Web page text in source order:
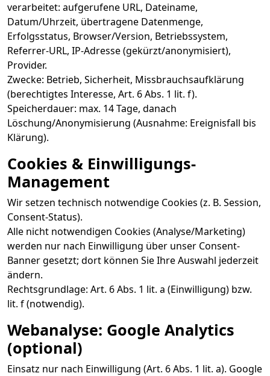
verarbeitet: aufgerufene URL, Dateiname,
Datum/Uhrzeit, übertragene Datenmenge,
Erfolgsstatus, Browser/Version, Betriebssystem,
Referrer-URL, IP-Adresse (gekürzt/anonymisiert),
Provider.
Zwecke: Betrieb, Sicherheit, Missbrauchsaufklärung
(berechtigtes Interesse, Art. 6 Abs. 1 lit. f).
Speicherdauer: max. 14 Tage, danach
Löschung/Anonymisierung (Ausnahme: Ereignisfall bis
Klärung).
Cookies & Einwilligungs-
Management
Wir setzen technisch notwendige Cookies (z. B. Session,
Consent-Status).
Alle nicht notwendigen Cookies (Analyse/Marketing)
werden nur nach Einwilligung über unser Consent-
Banner gesetzt; dort können Sie Ihre Auswahl jederzeit
ändern.
Rechtsgrundlage: Art. 6 Abs. 1 lit. a (Einwilligung) bzw.
lit. f (notwendig).
Webanalyse: Google Analytics
(optional)
Einsatz nur nach Einwilligung (Art. 6 Abs. 1 lit. a). Google